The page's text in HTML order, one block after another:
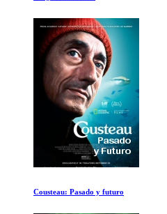
Es Posible el Viaje en el Tiempo